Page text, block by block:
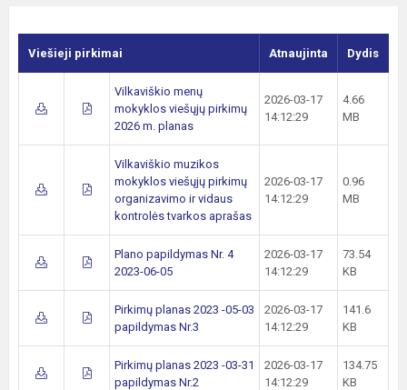
Viešieji pirkimai Atnaujinta Dydis
Vilkaviškio menų
mokyklos viešųjų pirkimų
2026 m. planas
2026-03-17
14:12:29
4.66
MB
Vilkaviškio muzikos
mokyklos viešųjų pirkimų
organizavimo ir vidaus
kontrolės tvarkos aprašas
2026-03-17
14:12:29
0.96
MB
Plano papildymas Nr. 4
2023-06-05
2026-03-17
14:12:29
73.54
KB
Pirkimų planas 2023 -05-03
papildymas Nr.3
2026-03-17
14:12:29
141.6
KB
Pirkimų planas 2023 -03-31
papildymas Nr.2
2026-03-17
14:12:29
134.75
KB